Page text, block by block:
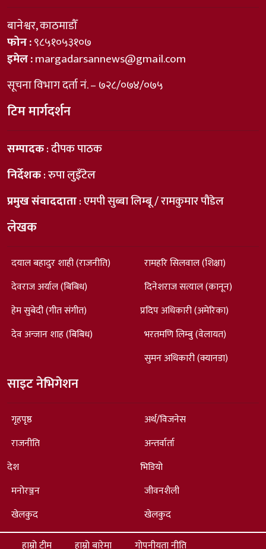
बानेश्वर, काठमाडौँ
फोन :९८५१०५३१०७
इमेल :margadarsannews@gmail.com
सूचना विभाग दर्ता नं. – ७२८/०७४/०७५
टिम मार्गदर्शन
सम्पादक: दीपक पाठक
निर्देशक: रुपा लुइँटेल
प्रमुख संवाददाता: एमपी सुब्बा लिम्बू / रामकुमार पौडेल
लेखक
दयाल बहादुर शाही (राजनीति)
देवराज अर्याल (बिबिध)
हेम सुबेदी (गीत संगीत)
देव अन्जान शाह (बिबिध)
रामहरि सिलवाल (शिक्षा)
दिनेशराज सत्याल (कानून)
प्रदिप अधिकारी (अमेरिका)
भरतमणि लिम्बु (वेलायत)
सुमन अधिकारी (क्यानडा)
साइट नेभिगेशन
गृहपृष्ठ
राजनीति
देश
मनोरञ्जन
खेलकुद
अर्थ/विजनेस
अन्तर्वार्ता
भिडियो
जीवनशैली
खेलकुद
हाम्रो टीम
हाम्रो बारेमा गोपनीयता नीति